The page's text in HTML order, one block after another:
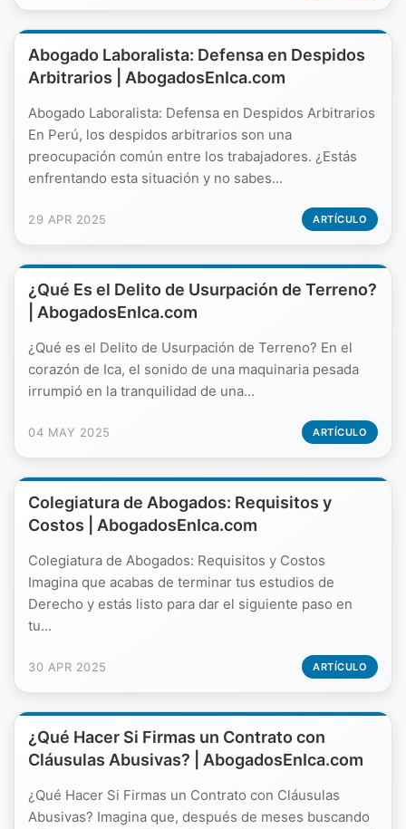
Abogado Laboralista: Defensa en Despidos
Arbitrarios | AbogadosEnIca.com
Abogado Laboralista: Defensa en Despidos Arbitrarios
En Perú, los despidos arbitrarios son una
preocupación común entre los trabajadores. ¿Estás
enfrentando esta situación y no sabes...
29 APR 2025 ARTÍCULO
¿Qué Es el Delito de Usurpación de Terreno?
| AbogadosEnIca.com
¿Qué es el Delito de Usurpación de Terreno? En el
corazón de Ica, el sonido de una maquinaria pesada
irrumpió en la tranquilidad de una...
04 MAY 2025 ARTÍCULO
Colegiatura de Abogados: Requisitos y
Costos | AbogadosEnIca.com
Colegiatura de Abogados: Requisitos y Costos
Imagina que acabas de terminar tus estudios de
Derecho y estás listo para dar el siguiente paso en
tu...
30 APR 2025 ARTÍCULO
¿Qué Hacer Si Firmas un Contrato con
Cláusulas Abusivas? | AbogadosEnIca.com
¿Qué Hacer Si Firmas un Contrato con Cláusulas
Abusivas? Imagina que, después de meses buscando